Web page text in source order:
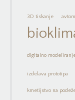
3D tiskanje
digitalno
izdelava prototipa
kmetijstvo na